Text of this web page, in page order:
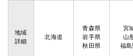
地域
詳細
北海道
青森県
岩手県
秋田県
宮
山
福